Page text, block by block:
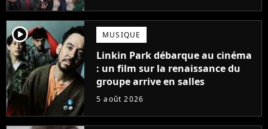
player2 MUSIQUE
Linkin Park débarque au cinéma
: un film sur la renaissance du
groupe arrive en salles
5 août 2026